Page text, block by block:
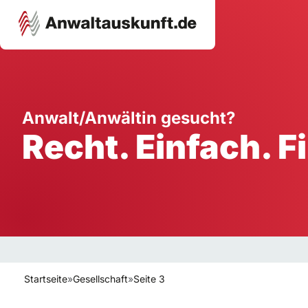
Ausbildung
Handwerk
Dienstleistung
Anwalt/Anwältin gesucht?
Recht. Einfach.
Startseite»Gesellschaft»Seite 3